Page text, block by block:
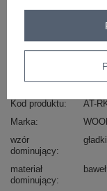
Kod produktu
AT-
Marka
wzór
dominujący
gładki
materiał
dominujący